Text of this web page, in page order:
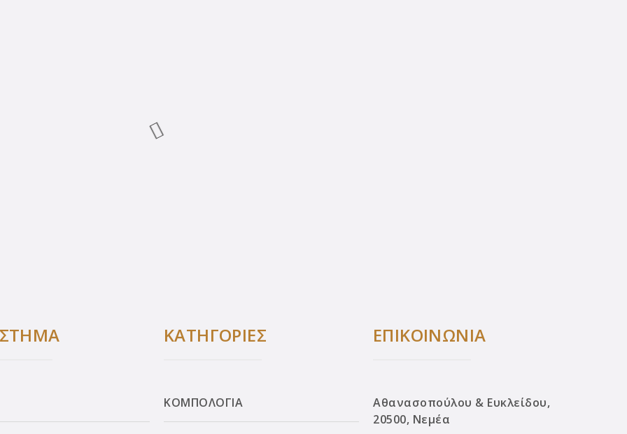
ΚΑΤΗΓΟΡΙΕΣ
ΚΟΜΠΟΛΟΓΙΑ
ΕΠΙΚΟΙΝΩΝΙΑ
Αθανασοπούλου & Ευκλείδου,
20500, Νεμέα